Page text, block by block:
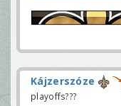
Kájzerszóze
playoffs???